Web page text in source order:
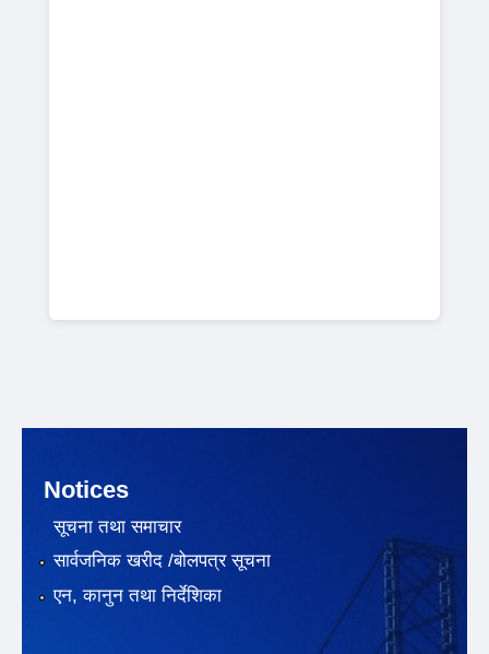
Notices
सूचना तथा समाचार
सार्वजनिक खरीद /बोलपत्र सूचना
एन, कानुन तथा निर्देशिका